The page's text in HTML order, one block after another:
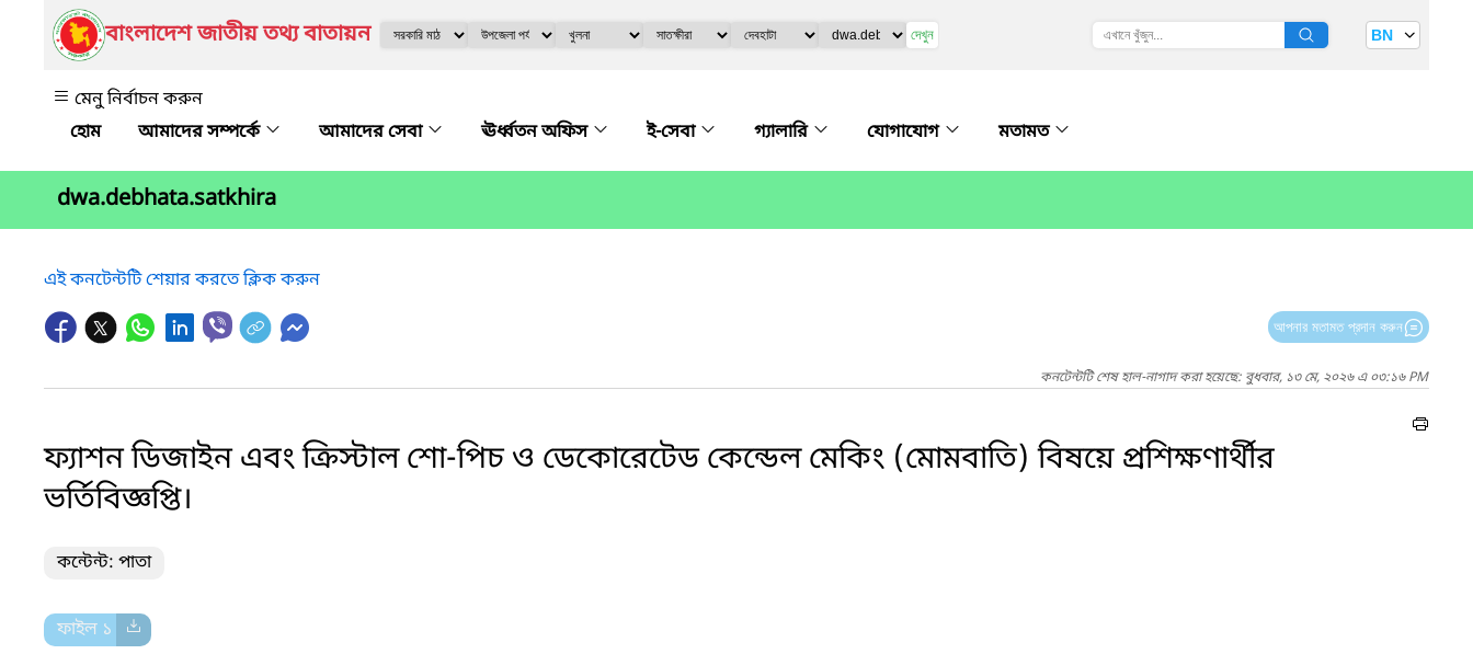
বাংলাদেশ জাতীয় তথ্য বাতায়ন দেখুন BN
মেনু নির্বাচন করুন
আমাদের সম্পর্কে
আমাদের সেবা ঊর্ধ্বতন অফিস ই-সেবা গ্যালারি যোগাযোগ মতামত
dwa.debhata.satkhira
এই কনটেন্টটি শেয়ার করতে ক্লিক করুন
আপনার মতামত প্রদান করুন
কনটেন্টটি শেষ হাল-নাগাদ করা হয়েছে: বুধবার, ১৩ মে, ২০২৬ এ ০৩:১৬ PM
ফ্যাশন ডিজাইন এবং ক্রিস্টাল শো-পিচ ও ডেকোরেটেড কেন্ডেল মেকিং (মোমবাতি) বিষয়ে প্রশিক্ষণার্থীর
ভর্তিবিজ্ঞপ্তি।
কন্টেন্ট: পাতা
ফাইল ১